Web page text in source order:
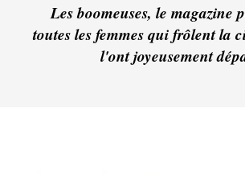
Les boomeuses, le magazine
toutes les femmes qui frôlent la
l'ont joyeusement